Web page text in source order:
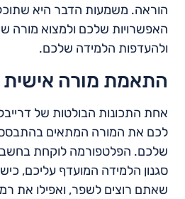
הוראה. משמעות הדבר היא
האפשרויות שלכם ולמצוא מורה
ולהעדפות הלמידה שלכם.
התאמת מורה אישית
אחת התכונות הבולטות של
לכם את המורה המתאים בהתבסס
שלכם. הפלטפורמה לוקחת
סגנון הלמידה המועדף עליכם,
שאתם רוצים לשפר, ואפילו את